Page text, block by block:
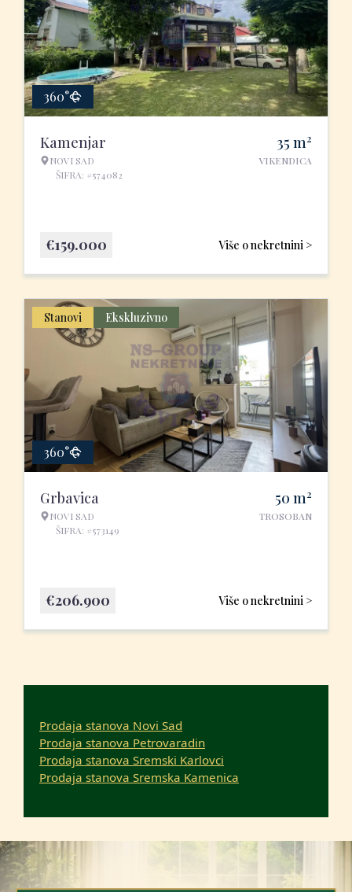
360°
Kamenjar
NOVI SAD
ŠIFRA: #574082
35 m2
VIKENDICA
Više o nekretnini >
€159.000
Stanovi Ekskluzivno
360°
Grbavica
NOVI SAD
ŠIFRA: #573149
50 m2
TROSOBAN
Više o nekretnini >
€206.900
Prodaja stanova Novi Sad
Prodaja stanova Petrovaradin
Prodaja stanova Sremski Karlovci
Prodaja stanova Sremska Kamenica